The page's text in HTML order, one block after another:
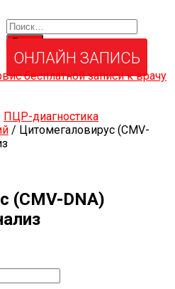
ОНЛАЙН ЗАПИСЬ
ПЦР-диагностика
/ Цитомегаловирус (CMV-
(CMV-DNA)